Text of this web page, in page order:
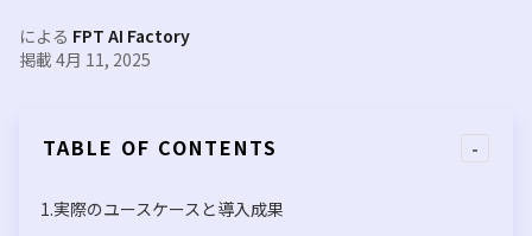
による FPT AI Factory
掲載 4月 11, 2025
TABLE OF CONTENTS -
1.実際のユースケースと導入成果